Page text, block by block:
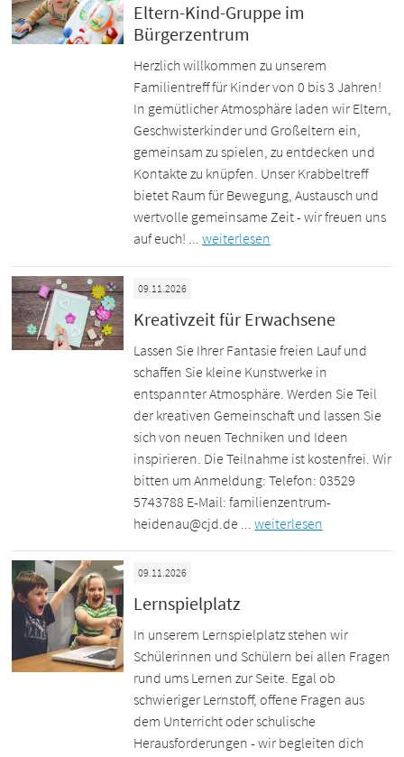
Eltern-Kind-Gruppe im
Bürgerzentrum
Herzlich willkommen zu unserem
Familientreff für Kinder von 0 bis 3 Jahren!
In gemütlicher Atmosphäre laden wir Eltern,
Geschwisterkinder und Großeltern ein,
gemeinsam zu spielen, zu entdecken und
Kontakte zu knüpfen. Unser Krabbeltreff
bietet Raum für Bewegung, Austausch und
wertvolle gemeinsame Zeit - wir freuen uns
auf euch! ...weiterlesen
09.11.2026
Kreativzeit für Erwachsene
Lassen Sie Ihrer Fantasie freien Lauf und
schaffen Sie kleine Kunstwerke in
entspannter Atmosphäre. Werden Sie Teil
der kreativen Gemeinschaft und lassen Sie
sich von neuen Techniken und Ideen
inspirieren. Die Teilnahme ist kostenfrei. Wir
bitten um Anmeldung: Telefon: 03529
5743788 E-Mail: familienzentrum-
heidenau@cjd.de ...weiterlesen
09.11.2026
Lernspielplatz
In unserem Lernspielplatz stehen wir
Schülerinnen und Schülern bei allen Fragen
rund ums Lernen zur Seite. Egal ob
schwieriger Lernstoff, offene Fragen aus
dem Unterricht oder schulische
Herausforderungen - wir begleiten dich